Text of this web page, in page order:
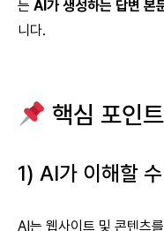
는 AI가 생성하는 답변 본
니다.
핵심 포인
1) AI가 이해할
AI는 웹사이트 및 콘텐츠